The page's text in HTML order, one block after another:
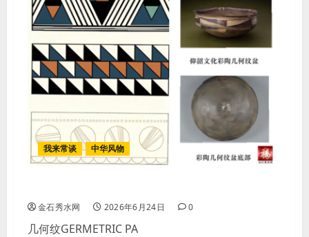
我来常谈 中华风物
金石秀水网 2026年6月24日 0
几何纹GERMETRIC PA